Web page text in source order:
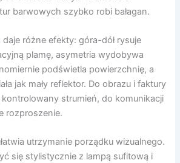
barwowych szybko robi bałagan.
różne efekty: góra-dół rysuje
plamę, asymetria wydobywa
podświetla powierzchnię, a
jak mały reflektor. Do obrazu i faktury
kontrolowany strumień, do komunikacji
rozproszenie.
utrzymanie porządku wizualnego.
się stylistycznie z lampą sufitową i